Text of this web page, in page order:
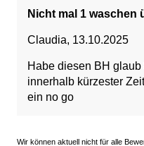
Nicht mal 1 waschen
Claudia, 13.10.2025
Habe diesen BH
innerhalb kürzester
ein no go
Wir können aktuell nicht für alle